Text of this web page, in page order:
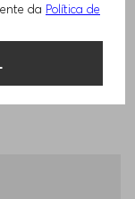
da Política de
do Tamanho
de Tamanhos